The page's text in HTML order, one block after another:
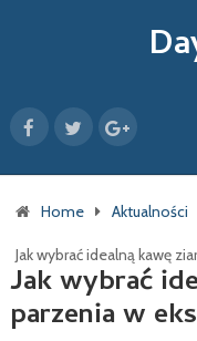
Home Aktualności
Jak wybrać idealną kawę
Jak wybrać
parzenia w